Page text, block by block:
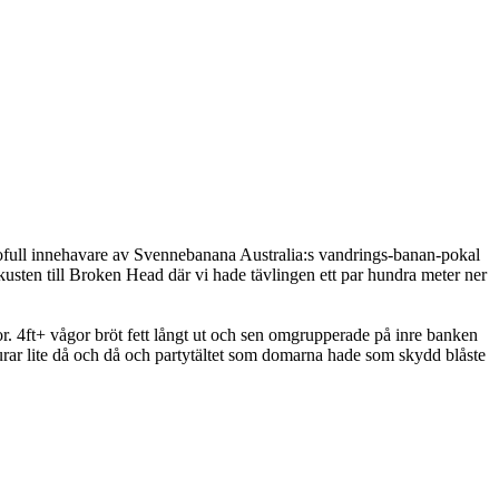
innehavare av Svennebanana Australia:s vandrings-banan-pokal
till Broken Head där vi hade tävlingen ett par hundra meter ner
4ft+ vågor bröt fett långt ut och sen omgrupperade på inre banken
lite då och då och partytältet som domarna hade som skydd blåste